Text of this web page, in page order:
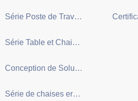
Série Poste de Travail Écran
Série Table et Chaise de Formation
Conception de Solution d'Appariement Clé en Main
Série de chaises ergonomiques